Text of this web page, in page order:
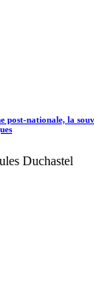
post-nationale, la
Duchastel